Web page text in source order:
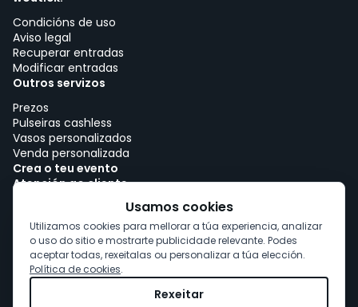
Condicións de uso
Aviso legal
Recuperar entradas
Modificar entradas
Outros servizos
Prezos
Pulseiras cashless
Vasos personalizados
Venda personalizada
Crea o teu evento
Atención ao cliente
Traballar con woutick!
Consentimento de cookies
Usamos cookies
Utilizamos cookies para mellorar a túa experiencia, analizar
o uso do sitio e mostrarte publicidade relevante. Podes
aceptar todas, rexeitalas ou personalizar a túa elección.
Política de cookies.
Rexeitar